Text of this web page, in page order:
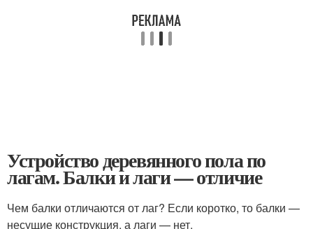
Устройство деревянного пола по
лагам. Балки и лаги — отличие
Чем балки отличаются от лаг? Если коротко, то балки —
несущие конструкция, а лаги — нет.